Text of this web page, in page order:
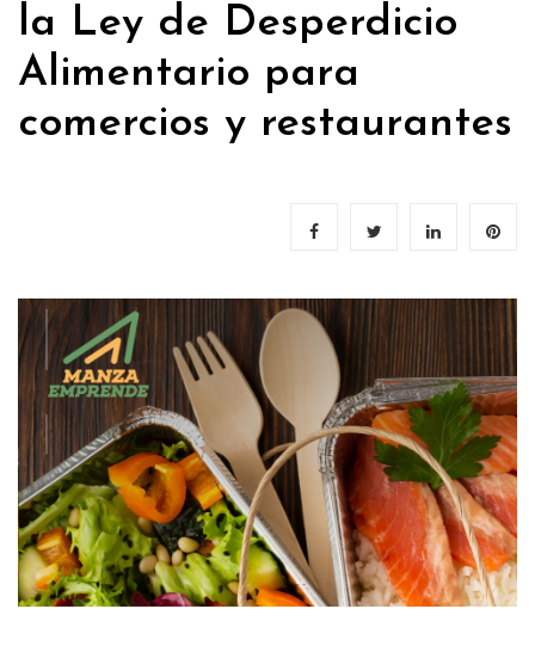
la Ley de Desperdicio
Alimentario para
comercios y restaurantes